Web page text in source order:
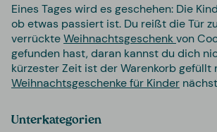
Eines Tages wird es geschehen: Die
ob etwas passiert ist. Du reißt die Tür
verrückteWeihnachtsgeschenkvon
gefunden hast, daran kannst du dich
kürzester Zeit ist der Warenkorb
Weihnachtsgeschenke für Kinder
Unterkategorien